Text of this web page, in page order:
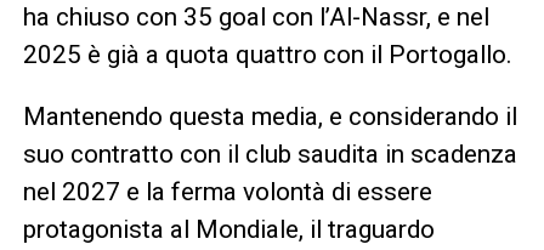
ha chiuso con 35 goal con l’Al-Nassr, e nel
2025 è già a quota quattro con il Portogallo.
Mantenendo questa media, e considerando il
suo contratto con il club saudita in scadenza
nel 2027 e la ferma volontà di essere
protagonista al Mondiale, il traguardo